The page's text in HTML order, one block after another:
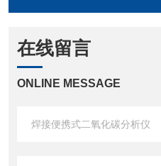
在线留言
ONLINE MESSAGE